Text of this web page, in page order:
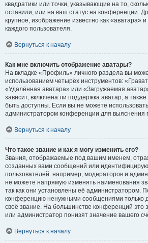
квадратики или точки, указывающие на то,
оставили, или на ваш статус на конференции.
крупное, изображение известно как «аватара»
каждого пользователя.
Вернуться к началу
Как мне включить отображение аватары?
На вкладке «Профиль» личного раздела вы
использованием четырёх инструментов:
«Удалённая аватара» или «Загружаемая
зависит, включена ли поддержка аватар, а
быть доступны. Если вы не можете
администратором конференции для выяснения
Вернуться к началу
Что такое звание и как я могу изменить его?
Звания, отображаемые под вашим именем,
созданных вами сообщений или
пользователей: например, модераторов и
не можете напрямую изменять наименования
так как они установлены её администратором.
конференцию ненужными сообщениями только
своё звание. На большинстве конференций это
или администратор понизят значение вашего
Вернуться к началу